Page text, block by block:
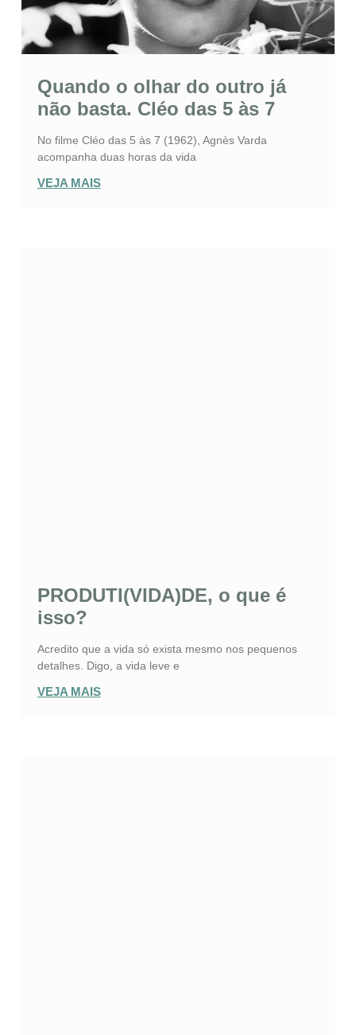
Quando o olhar do outro já
não basta. Cléo das 5 às 7
No filme Cléo das 5 às 7 (1962), Agnès Varda
acompanha duas horas da vida
VEJA MAIS
PRODUTI(VIDA)DE, o que é
isso?
Acredito que a vida só exista mesmo nos pequenos
detalhes. Digo, a vida leve e
VEJA MAIS